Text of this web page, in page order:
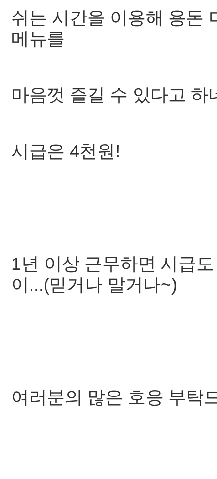
쉬는 시간을 이용해 용돈
메뉴를
마음껏 즐길 수 있다고
시급은 4천원!
1년 이상 근무하면 시급
이...(믿거나 말거나~)
여러분의 많은 호응 부탁